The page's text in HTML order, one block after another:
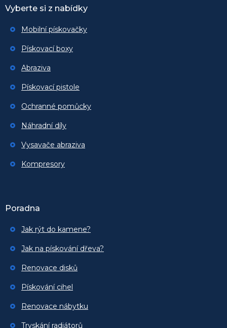
Vyberte si z nabídky
Mobilní pískovačky
Pískovací boxy
Abraziva
Pískovací pistole
Ochranné pomůcky
Náhradní díly
Vysavače abraziva
Kompresory
Poradna
Jak rýt do kamene?
Jak na pískování dřeva?
Renovace disků
Pískování cihel
Renovace nábytku
Tryskání radiátorů